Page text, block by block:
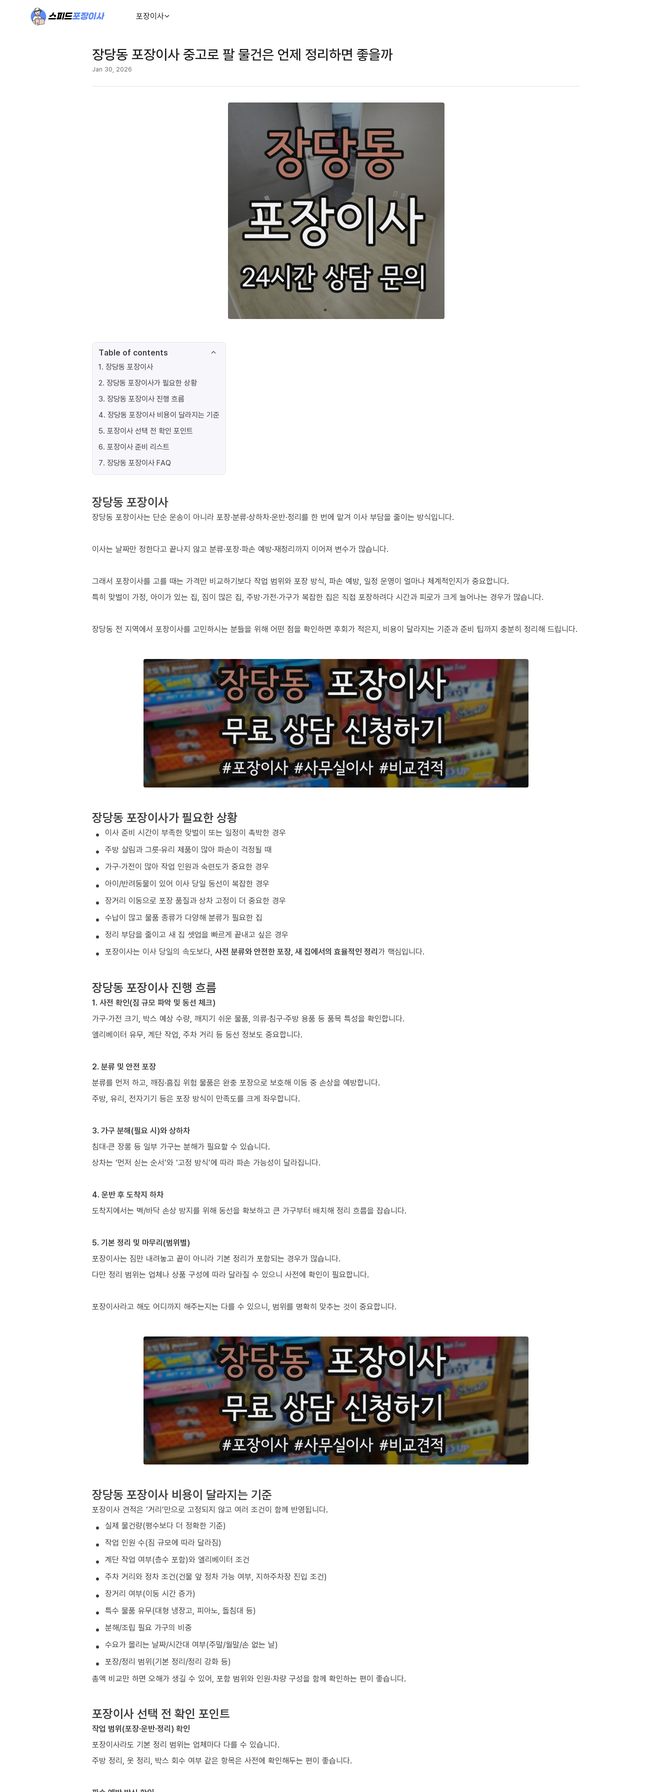
포장이사
장당동 포장이사 중고로 팔 물건은 언제 정리하면 좋을까
Jan 30, 2026
Table of contents
1. 장당동 포장이사
2. 장당동 포장이사가 필요한 상황
3. 장당동 포장이사 진행 흐름
4. 장당동 포장이사 비용이 달라지는 기준
5. 포장이사 선택 전 확인 포인트
6. 포장이사 준비 리스트
7. 장당동 포장이사 FAQ
장당동 포장이사
장당동 포장이사는 단순 운송이 아니라 포장·분류·상하차·운반·정리를 한 번에 맡겨 이사 부담을 줄이는 방식입니다.
이사는 날짜만 정한다고 끝나지 않고 분류·포장·파손 예방·재정리까지 이어져 변수가 많습니다.
그래서 포장이사를 고를 때는 가격만 비교하기보다 작업 범위와 포장 방식, 파손 예방, 일정 운영이 얼마나 체계적인지가 중요합니다.
특히 맞벌이 가정, 아이가 있는 집, 짐이 많은 집, 주방·가전·가구가 복잡한 집은 직접 포장하려다 시간과 피로가 크게 늘어나는 경우가 많습니다.
장당동 전 지역에서 포장이사를 고민하시는 분들을 위해 어떤 점을 확인하면 후회가 적은지, 비용이 달라지는 기준과 준비 팁까지 충분히 정리해 드립니다.
장당동 포장이사가 필요한 상황
이사 준비 시간이 부족한 맞벌이 또는 일정이 촉박한 경우
주방 살림과 그릇·유리 제품이 많아 파손이 걱정될 때
가구·가전이 많아 작업 인원과 숙련도가 중요한 경우
아이/반려동물이 있어 이사 당일 동선이 복잡한 경우
장거리 이동으로 포장 품질과 상차 고정이 더 중요한 경우
수납이 많고 물품 종류가 다양해 분류가 필요한 집
정리 부담을 줄이고 새 집 셋업을 빠르게 끝내고 싶은 경우
포장이사는 이사 당일의 속도보다, 사전 분류와 안전한 포장, 새 집에서의 효율적인 정리가 핵심입니다.
장당동 포장이사 진행 흐름
1. 사전 확인(짐 규모 파악 및 동선 체크)
가구·가전 크기, 박스 예상 수량, 깨지기 쉬운 물품, 의류·침구·주방 용품 등 품목 특성을 확인합니다.
엘리베이터 유무, 계단 작업, 주차 거리 등 동선 정보도 중요합니다.
2. 분류 및 안전 포장
분류를 먼저 하고, 깨짐·흠집 위험 물품은 완충 포장으로 보호해 이동 중 손상을 예방합니다.
주방, 유리, 전자기기 등은 포장 방식이 만족도를 크게 좌우합니다.
3. 가구 분해(필요 시)와 상하차
침대·큰 장롱 등 일부 가구는 분해가 필요할 수 있습니다.
상차는 ‘먼저 싣는 순서’와 ‘고정 방식’에 따라 파손 가능성이 달라집니다.
4. 운반 후 도착지 하차
도착지에서는 벽/바닥 손상 방지를 위해 동선을 확보하고 큰 가구부터 배치해 정리 흐름을 잡습니다.
5. 기본 정리 및 마무리(범위별)
포장이사는 짐만 내려놓고 끝이 아니라 기본 정리가 포함되는 경우가 많습니다.
다만 정리 범위는 업체나 상품 구성에 따라 달라질 수 있으니 사전에 확인이 필요합니다.
포장이사라고 해도 어디까지 해주는지는 다를 수 있으니, 범위를 명확히 맞추는 것이 중요합니다.
장당동 포장이사 비용이 달라지는 기준
포장이사 견적은 ‘거리’만으로 고정되지 않고 여러 조건이 함께 반영됩니다.
실제 물건량(평수보다 더 정확한 기준)
작업 인원 수(짐 규모에 따라 달라짐)
계단 작업 여부(층수 포함)와 엘리베이터 조건
주차 거리와 정차 조건(건물 앞 정차 가능 여부, 지하주차장 진입 조건)
장거리 여부(이동 시간 증가)
특수 물품 유무(대형 냉장고, 피아노, 돌침대 등)
분해/조립 필요 가구의 비중
수요가 몰리는 날짜/시간대 여부(주말/월말/손 없는 날)
포장/정리 범위(기본 정리/정리 강화 등)
총액 비교만 하면 오해가 생길 수 있어, 포함 범위와 인원·차량 구성을 함께 확인하는 편이 좋습니다.
포장이사 선택 전 확인 포인트
작업 범위(포장·운반·정리) 확인
포장이사라도 기본 정리 범위는 업체마다 다를 수 있습니다.
주방 정리, 옷 정리, 박스 회수 여부 같은 항목은 사전에 확인해두는 편이 좋습니다.